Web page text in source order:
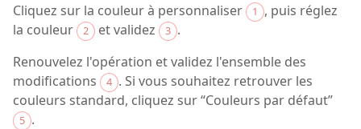
Cliquez sur la couleur à personnaliser
1
, puis réglez
la couleur
2 et validez 3 .
Renouvelez l'opération et validez l'ensemble des
modifications
4 . Si vous souhaitez retrouver les
couleurs standard, cliquez sur “Couleurs par défaut”
5 .